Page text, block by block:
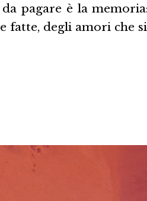
pagare è la
fatte, degli amori che